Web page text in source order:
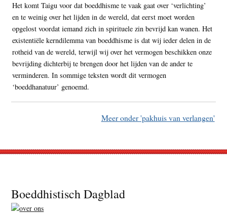
Het komt Taigu voor dat boeddhisme te vaak gaat over ‘verlichting’
en te weinig over het lijden in de wereld, dat eerst moet worden
opgelost voordat iemand zich in spirituele zin bevrijd kan wanen. Het
existentiële kerndilemma van boeddhisme is dat wij ieder delen in de
rotheid van de wereld, terwijl wij over het vermogen beschikken onze
bevrijding dichterbij te brengen door het lijden van de ander te
verminderen. In sommige teksten wordt dit vermogen
‘boeddhanatuur’ genoemd.
Meer onder 'pakhuis van verlangen'
Footer
Boeddhistisch Dagblad